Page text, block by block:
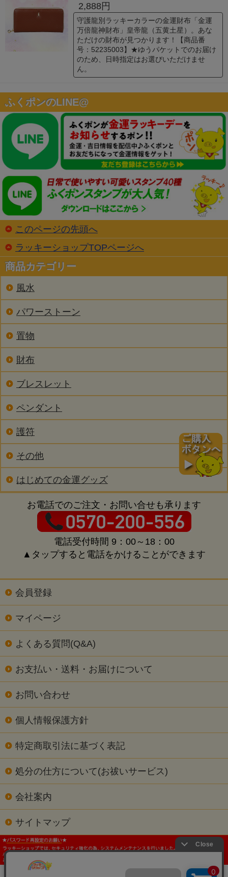
2,888円
守護龍別ラッキーカラーの金運財布「金運
万倍龍神財布」皇帝龍（五黄土星）。あな
ただけの財布が見つかります！【商品番
号：52235003】★ゆうパケットでのお届け
のため、日時指定はお選びいただけませ
ん。
ふくポンのLINE@
このページの先頭へ
ラッキーショップTOPページへ
商品カテゴリー
風水
パワーストーン
置物
財布
ブレスレット
ペンダント
護符
その他
はじめての金運グッズ
お電話でのご注文・お問い合せも承ります
電話受付時間 9：00～18：00
▲タップすると電話をかけることができます
会員登録
マイページ
よくある質問(Q&A)
お支払い・送料・お届けについて
お問い合わせ
個人情報保護方針
特定商取引法に基づく表記
処分の仕方について(お祓いサービス)
会社案内
サイトマップ